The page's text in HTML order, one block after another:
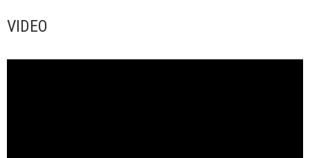
VIDEO